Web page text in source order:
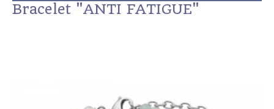
Bracelet "ANTI FATIGUE"